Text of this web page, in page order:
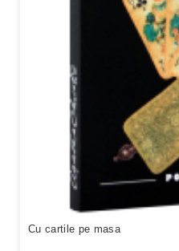
Cu cartile pe masa